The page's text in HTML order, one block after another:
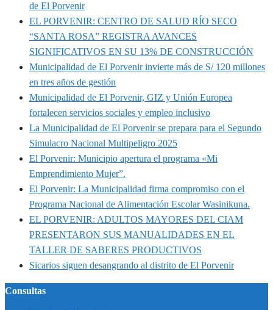
de El Porvenir
EL PORVENIR: CENTRO DE SALUD RÍO SECO
“SANTA ROSA” REGISTRA AVANCES
SIGNIFICATIVOS EN SU 13% DE CONSTRUCCIÓN
Municipalidad de El Porvenir invierte más de S/ 120 millones
en tres años de gestión
Municipalidad de El Porvenir, GIZ y Unión Europea
fortalecen servicios sociales y empleo inclusivo
La Municipalidad de El Porvenir se prepara para el Segundo
Simulacro Nacional Multipeligro 2025
El Porvenir: Municipio apertura el programa «Mi
Emprendimiento Mujer”.
El Porvenir: La Municipalidad firma compromiso con el
Programa Nacional de Alimentación Escolar Wasinikuna.
EL PORVENIR: ADULTOS MAYORES DEL CIAM
PRESENTARON SUS MANUALIDADES EN EL
TALLER DE SABERES PRODUCTIVOS
Sicarios siguen desangrando al distrito de El Porvenir
Consultas